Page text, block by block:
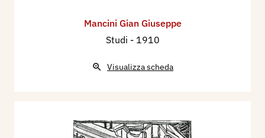
Mancini Gian Giuseppe
Studi - 1910
Visualizza scheda